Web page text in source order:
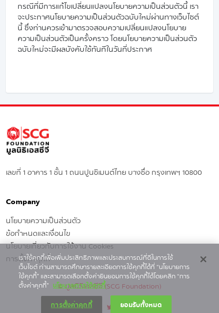
กรณีที่มีการแก้ไขเปลี่ยนแปลงนโยบายความเป็นส่วนตัวนี้ เรา
จะประกาศนโยบายความเป็นส่วนตัวฉบับใหม่ผ่านทางเว็บไซต์
นี้ ซึ่งท่านควรเข้ามาตรวจสอบความเปลี่ยนแปลงนโยบาย
ความเป็นส่วนตัวเป็นครั้งคราว โดยนโยบายความเป็นส่วนตัว
ฉบับใหม่จะมีผลบังคับใช้ทันทีในวันที่ประกาศ
เลขที่ 1 อาคาร 1 ชั้น 1 ถนนปูนซิเมนต์ไทย บางซื่อ กรุงเทพฯ 10800
Company
นโยบายความเป็นส่วนตัว
ข้อกำหนดและเงื่อนไข
นโยบายเกี่ยวกับการใช้งาน Cookies
การตั้งค่าคุกกี้
© มูลนิธิเอสซีจี (SCG Foundation)
เราใช้คุกกี้เพื่อเพิ่มประสิทธิภาพและประสบการณ์ที่ดีในการใช้
เว็บไซต์ ท่านสามารถศึกษารายละเอียดการใช้คุกกี้ได้ที่ “นโยบายการ
ใช้คุกกี้” และสามารถเลือกตั้งค่ายินยอมการใช้คุกกี้ได้โดยคลิก “การ
ตั้งค่าคุกกี้” นโยบายการใช้คุกกี้
การตั้งค่าคุกกี้
ยอมรับทั้งหมด